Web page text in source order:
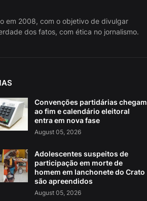
em 2008, com o objetivo de divulgar
dos fatos, com ética no jornalismo.
Convenções partidárias chegam
ao fim e calendário eleitoral
entra em nova fase
August 05, 2026
Adolescentes suspeitos de
participação em morte de
homem em lanchonete do Crato
são apreendidos
August 05, 2026